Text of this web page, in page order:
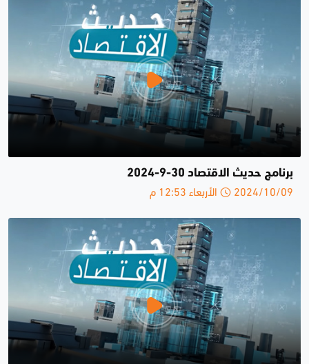
برنامج حديث الاقتصاد 30-9-2024
2024/10/09 الأربعاء 12:53 م